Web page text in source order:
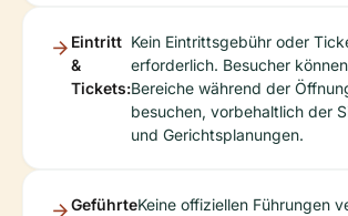
Eintritt
&
Tickets:
Kein Eintrittsgebühr oder
erforderlich. Besucher
Bereiche während der
besuchen, vorbehaltlich der
und Gerichtsplanungen.
GeführteKeine offiziellen Führungen